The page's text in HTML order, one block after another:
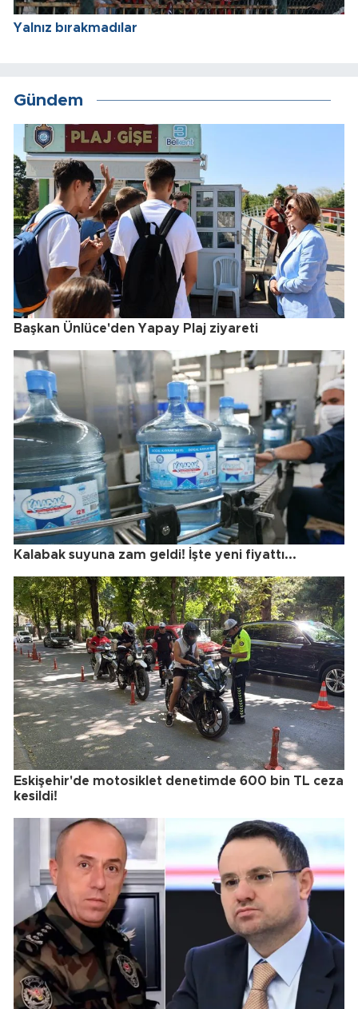
Yalnız bırakmadılar
Gündem
Başkan Ünlüce'den Yapay Plaj ziyareti
Kalabak suyuna zam geldi! İşte yeni fiyattı...
Eskişehir'de motosiklet denetimde 600 bin TL ceza
kesildi!